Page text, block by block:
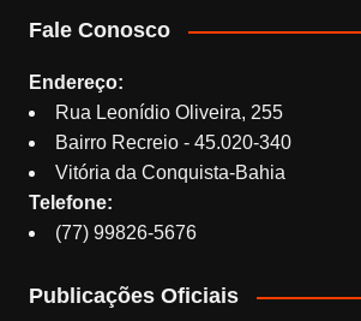
Fale Conosco
Endereço:
Rua Leonídio Oliveira, 255
Bairro Recreio - 45.020-340
Vitória da Conquista-Bahia
Telefone:
(77) 99826-5676
Publicações Oficiais